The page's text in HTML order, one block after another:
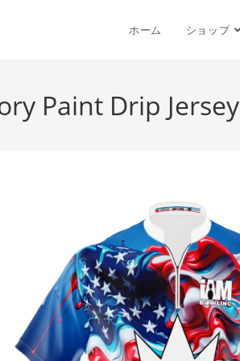
ホーム ショップ
Paint Drip Jersey